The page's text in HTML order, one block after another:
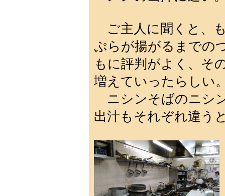
ご主人に聞くと、
ぷらが揚がるまでの
もに評判がよく、そ
増えていったらしい
ニシンそばのニシ
出汁もそれぞれ違う